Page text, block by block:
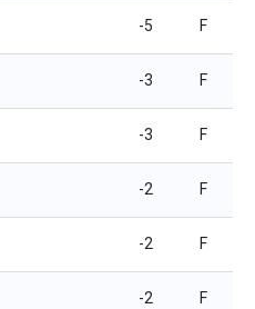
-5 F
-3 F
-3 F
-2 F
-2 F
-2 F